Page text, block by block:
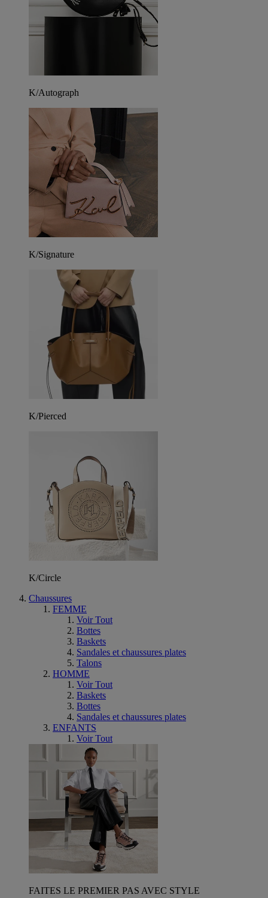
K/Autograph
K/Signature
K/Pierced
K/Circle
Chaussures
FEMME
Voir Tout
Bottes
Baskets
Sandales et chaussures plates
Talons
HOMME
Voir Tout
Baskets
Bottes
Sandales et chaussures plates
ENFANTS
Voir Tout
FAITES LE PREMIER PAS AVEC STYLE